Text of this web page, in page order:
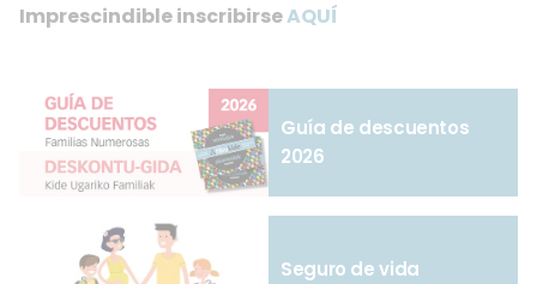
Imprescindible inscribirseAQUÍ
Guía de descuentos
2026
Seguro de vida